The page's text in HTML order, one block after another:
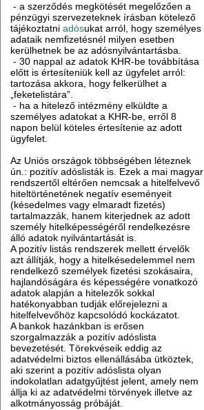
- a szerződés megkötését megelőzően a
pénzügyi szervezeteknek írásban kötelező
tájékoztatniadósukat arról, hogy személyes
adataik nemfizetésnél milyen esetben
kerülhetnek be az adósnyilvántartásba.
- 30 nappal az adatok KHR-be továbbítása
előtt is értesíteniük kell az ügyfelet arról:
tartozása akkora, hogy felkerülhet a
„feketelistára”.
- ha a hitelező intézmény elküldte a
személyes adatokat a KHR-be, erről 8
napon belül köteles értesítenie az adott
ügyfelet.
Az Uniós országok többségében léteznek
ún.: pozitív adóslisták is. Ezek a mai magyar
rendszertől eltérően nemcsak a hitelfelvevő
hiteltörténetének negatív eseményeit
(késedelmes vagy elmaradt fizetés)
tartalmazzák, hanem kiterjednek az adott
személy hitelképességéről rendelkezésre
álló adatok nyilvántartását is.
A pozitív listás rendszerek mellett érvelők
azt állítják, hogy a hitelkésedelemmel nem
rendelkező személyek fizetési szokásaira,
hajlandóságára és képességére vonatkozó
adatok alapján a hitelezők sokkal
hatékonyabban tudják előrejelezni a
hitelfelvevőhöz kapcsolódó kockázatot.
A bankok hazánkban is erősen
szorgalmazzák a pozitív adóslista
bevezetését. Törekvéseik eddig az
adatvédelmi biztos ellenállásába ütköztek,
aki szerint a pozitív adóslista olyan
indokolatlan adatgyűjtést jelent, amely nem
állja ki az adatvédelmi törvények illetve az
alkotmányosság próbáját.